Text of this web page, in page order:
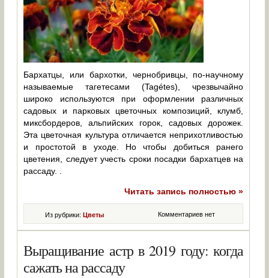
Бархатцы, или бархотки, чернобривцы, по-научному
называемые тагетесами (Tagétes), чрезвычайно
широко используются при оформлении различных
садовых и парковых цветочных композиций, клумб,
миксбордеров, альпийских горок, садовых дорожек.
Эта цветочная культура отличается неприхотливостью
и простотой в уходе. Но чтобы добиться ранего
цветения, следует учесть сроки посадки бархатцев на
рассаду. .
Читать запись полностью »
Комментариев нет
Из рубрики:Цветы
Выращивание астр в 2019 году: когда
сажать на рассаду